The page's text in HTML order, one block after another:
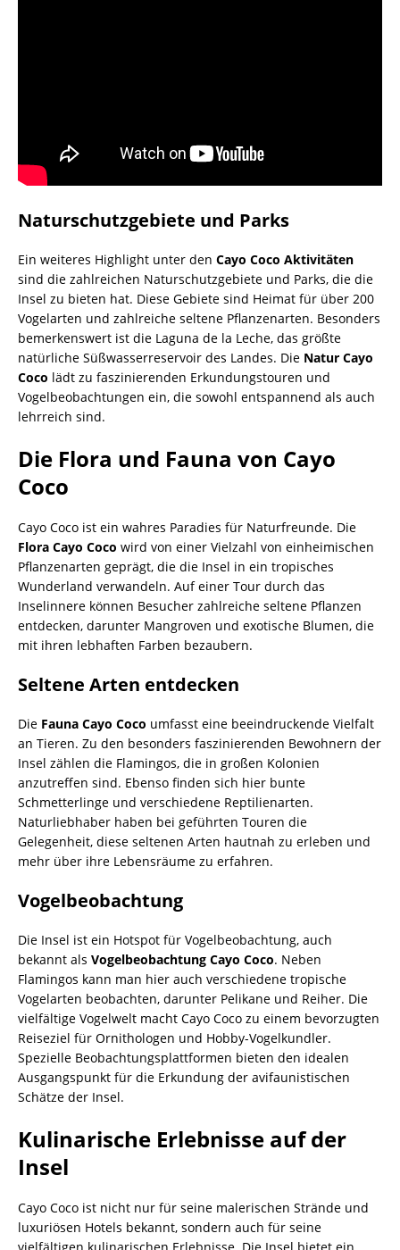
Naturschutzgebiete und Parks
Ein weiteres Highlight unter den Cayo Coco Aktivitäten
sind die zahlreichen Naturschutzgebiete und Parks, die die
Insel zu bieten hat. Diese Gebiete sind Heimat für über 200
Vogelarten und zahlreiche seltene Pflanzenarten. Besonders
bemerkenswert ist die Laguna de la Leche, das größte
natürliche Süßwasserreservoir des Landes. Die Natur Cayo
Coco lädt zu faszinierenden Erkundungstouren und
Vogelbeobachtungen ein, die sowohl entspannend als auch
lehrreich sind.
Die Flora und Fauna von Cayo
Coco
Cayo Coco ist ein wahres Paradies für Naturfreunde. Die
Flora Cayo Coco wird von einer Vielzahl von einheimischen
Pflanzenarten geprägt, die die Insel in ein tropisches
Wunderland verwandeln. Auf einer Tour durch das
Inselinnere können Besucher zahlreiche seltene Pflanzen
entdecken, darunter Mangroven und exotische Blumen, die
mit ihren lebhaften Farben bezaubern.
Seltene Arten entdecken
Die Fauna Cayo Coco umfasst eine beeindruckende Vielfalt
an Tieren. Zu den besonders faszinierenden Bewohnern der
Insel zählen die Flamingos, die in großen Kolonien
anzutreffen sind. Ebenso finden sich hier bunte
Schmetterlinge und verschiedene Reptilienarten.
Naturliebhaber haben bei geführten Touren die
Gelegenheit, diese seltenen Arten hautnah zu erleben und
mehr über ihre Lebensräume zu erfahren.
Vogelbeobachtung
Die Insel ist ein Hotspot für Vogelbeobachtung, auch
bekannt als Vogelbeobachtung Cayo Coco. Neben
Flamingos kann man hier auch verschiedene tropische
Vogelarten beobachten, darunter Pelikane und Reiher. Die
vielfältige Vogelwelt macht Cayo Coco zu einem bevorzugten
Reiseziel für Ornithologen und Hobby-Vogelkundler.
Spezielle Beobachtungsplattformen bieten den idealen
Ausgangspunkt für die Erkundung der avifaunistischen
Schätze der Insel.
Kulinarische Erlebnisse auf der
Insel
Cayo Coco ist nicht nur für seine malerischen Strände und
luxuriösen Hotels bekannt, sondern auch für seine